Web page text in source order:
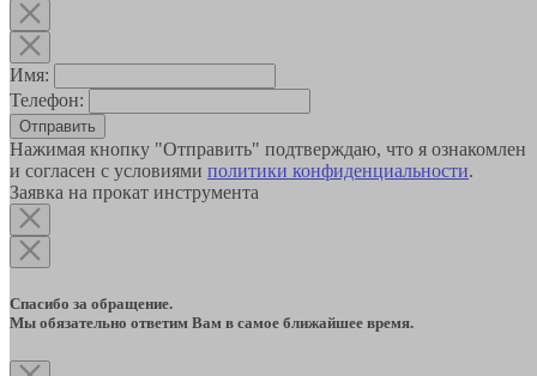
Имя:
Телефон:
Отправить
Нажимая кнопку "Отправить" подтверждаю, что я ознакомлен
и согласен с условиями политики конфиденциальности.
Заявка на прокат инструмента
Спасибо за обращение.
Мы обязательно ответим Вам в самое ближайшее время.